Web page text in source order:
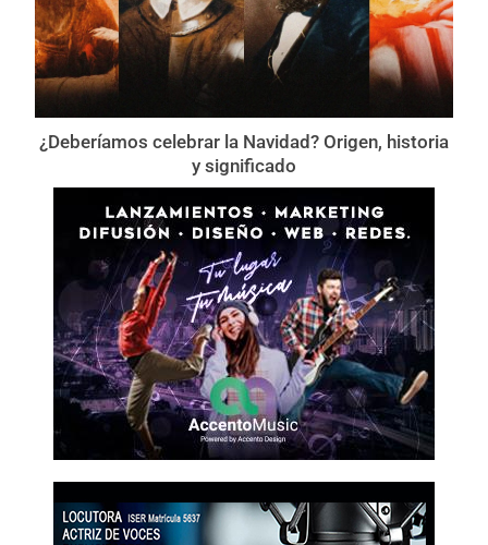
¿Deberíamos celebrar la Navidad? Origen, historia
y significado